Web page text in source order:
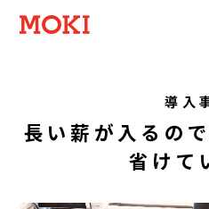
導入
長い薪が入るの
省けて